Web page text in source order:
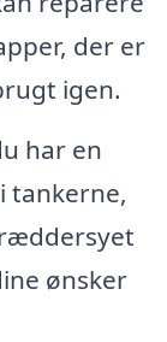
der er
igen.
har en
tankerne,
ønsker